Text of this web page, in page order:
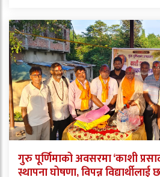
गुरु पूर्णिमाको अवसरमा ‘काशी
स्थापना घोषणा, विपन्न विद्यार्थीलाई